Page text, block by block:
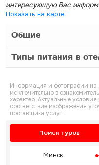
интересующую Вас
Показать на карте
Общие
Типы питания в
Информация и фотографии на
исключительно в
характер. Актуальные
соответствие изображения
поставщика услуг.
Поиск туров
Минск